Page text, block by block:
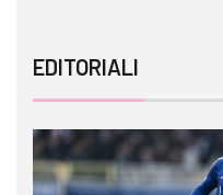
EDITORIALI